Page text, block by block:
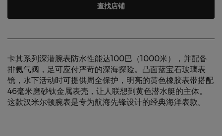
查找店铺
卡其系列深潜腕表防水性能达100巴（1000米），并配备
排氦气阀，足可应付严苛的深海探险。凸面蓝宝石玻璃表
镜，水下活动时可提供周全保护，明亮的黄色橡胶表带搭配
46毫米磨砂钛金属表壳，让人联想到黄色潜水艇的主体。
这款汉米尔顿腕表是专为航海先锋设计的经典海洋表款。